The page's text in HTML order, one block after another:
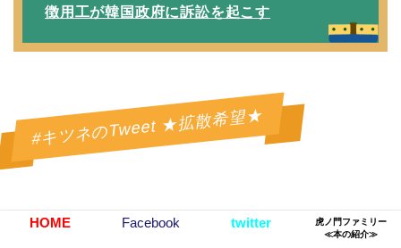
徴用工が韓国政府に訴訟を起こす
#キツネのTweet ★拡散希望★
HOME Facebook twitter
虎ノ門ファミリー
≪本の紹介≫